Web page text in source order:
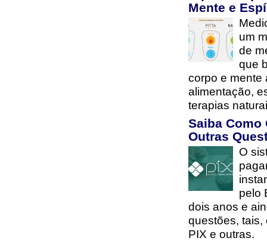
Mente e
um
de
que
corpo e mente
alimentação,
terapias
Saiba Como
Outras
O
pelo
dois anos e
questões, tais,
PIX e outras.